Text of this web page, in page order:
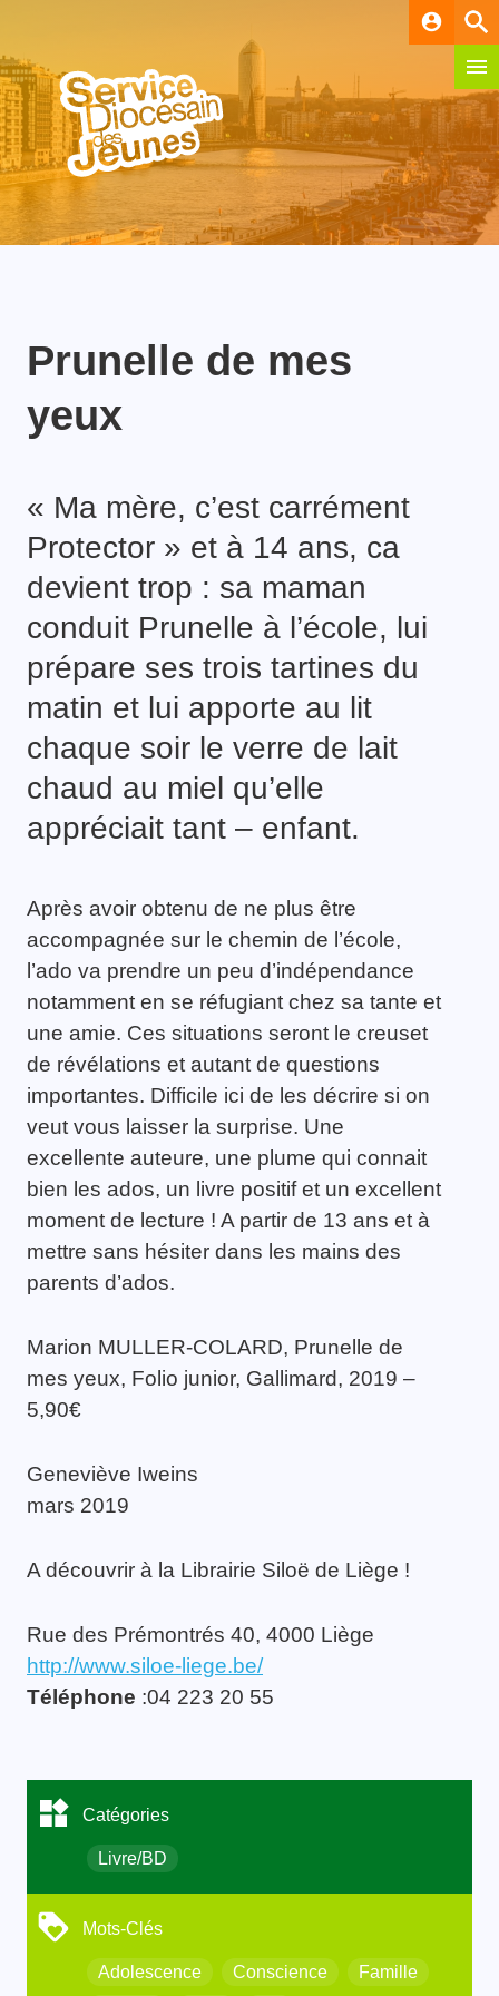
account_circle
Prunelle de mes
yeux
« Ma mère, c’est carrément
Protector » et à 14 ans, ca
devient trop : sa maman
conduit Prunelle à l’école, lui
prépare ses trois tartines du
matin et lui apporte au lit
chaque soir le verre de lait
chaud au miel qu’elle
appréciait tant – enfant.
Après avoir obtenu de ne plus être
accompagnée sur le chemin de l’école,
l’ado va prendre un peu d’indépendance
notamment en se réfugiant chez sa tante et
une amie. Ces situations seront le creuset
de révélations et autant de questions
importantes. Difficile ici de les décrire si on
veut vous laisser la surprise. Une
excellente auteure, une plume qui connait
bien les ados, un livre positif et un excellent
moment de lecture ! A partir de 13 ans et à
mettre sans hésiter dans les mains des
parents d’ados.
Marion MULLER-COLARD, Prunelle de
mes yeux, Folio junior, Gallimard, 2019 –
5,90€
Geneviève Iweins
mars 2019
A découvrir à la Librairie Siloë de Liège !
Rue des Prémontrés 40, 4000 Liège
http://www.siloe-liege.be/
Téléphone :04 223 20 55
Catégories
Livre/BD
Mots-Clés
Adolescence Conscience Famille